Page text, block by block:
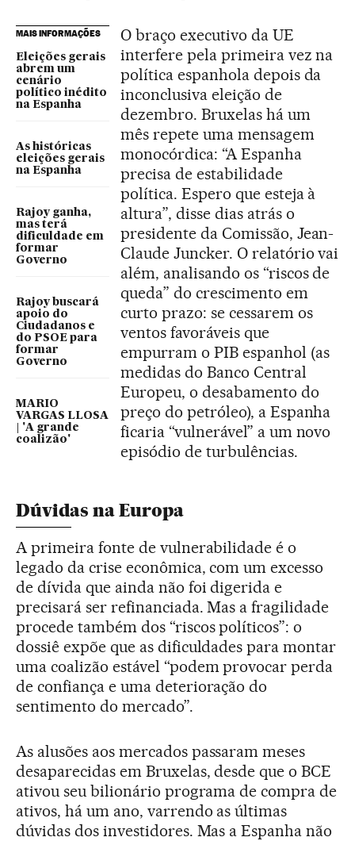
MAIS INFORMAÇÕES
Eleições gerais
abrem um
cenário
político inédito
na Espanha
As históricas
eleições gerais
na Espanha
Rajoy ganha,
mas terá
dificuldade em
formar
Governo
Rajoy buscará
apoio do
Ciudadanos e
do PSOE para
formar
Governo
MARIO
VARGAS LLOSA
| 'A grande
coalizão'
O braço executivo da UE
interfere pela primeira vez na
política espanhola depois da
inconclusiva eleição de
dezembro. Bruxelas há um
mês repete uma mensagem
monocórdica: “A Espanha
precisa de estabilidade
política. Espero que esteja à
altura”, disse dias atrás o
presidente da Comissão, Jean-
Claude Juncker. O relatório vai
além, analisando os “riscos de
queda” do crescimento em
curto prazo: se cessarem os
ventos favoráveis que
empurram o PIB espanhol (as
medidas do Banco Central
Europeu, o desabamento do
preço do petróleo), a Espanha
ficaria “vulnerável” a um novo
episódio de turbulências.
Dúvidas na Europa
A primeira fonte de vulnerabilidade é o
legado da crise econômica, com um excesso
de dívida que ainda não foi digerida e
precisará ser refinanciada. Mas a fragilidade
procede também dos “riscos políticos”: o
dossiê expõe que as dificuldades para montar
uma coalizão estável “podem provocar perda
de confiança e uma deterioração do
sentimento do mercado”.
As alusões aos mercados passaram meses
desaparecidas em Bruxelas, desde que o BCE
ativou seu bilionário programa de compra de
ativos, há um ano, varrendo as últimas
dúvidas dos investidores. Mas a Espanha não